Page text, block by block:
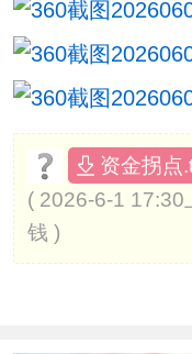
资金拐点
( 2026-6-1 17:30
钱 )